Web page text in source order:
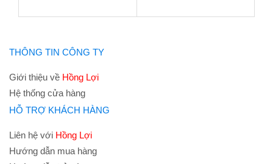
THÔNG TIN CÔNG TY
Giới thiệu về Hồng Lợi
Hệ thống cửa hàng
HỖ TRỢ KHÁCH HÀNG
Liên hệ với Hồng Lợi
Hướng dẫn mua hàng